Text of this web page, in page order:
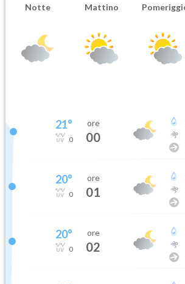
Attendibilità
Urgenza
Ordinaria
Orario inizio
Ora fine
Notte Mattino
21°
0
ore
00
20°
0
ore
01
20°
0
ore
02